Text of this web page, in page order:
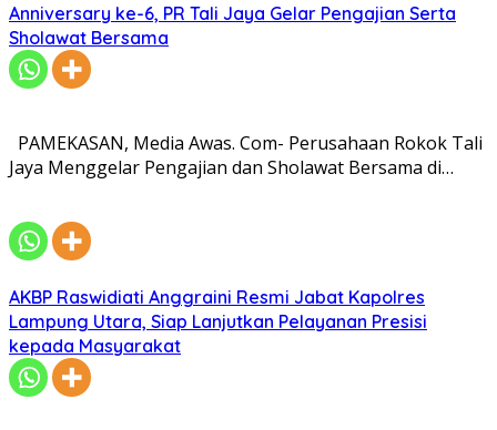
Anniversary ke-6, PR Tali Jaya Gelar Pengajian Serta
Sholawat Bersama
PAMEKASAN, Media Awas. Com- Perusahaan Rokok Tali
Jaya Menggelar Pengajian dan Sholawat Bersama di…
AKBP Raswidiati Anggraini Resmi Jabat Kapolres
Lampung Utara, Siap Lanjutkan Pelayanan Presisi
kepada Masyarakat